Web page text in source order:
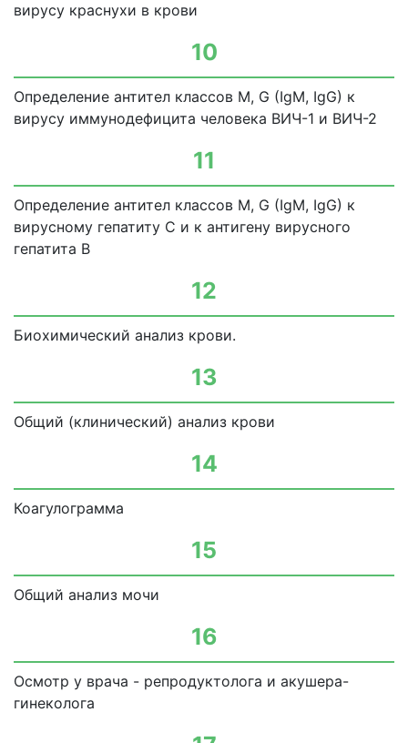
вирусу краснухи в крови
10
Определение антител классов М, G (IgM, IgG) к
вирусу иммунодефицита человека ВИЧ-1 и ВИЧ-2
11
Определение антител классов М, G (IgM, IgG) к
вирусному гепатиту С и к антигену вирусного
гепатита В
12
Биохимический анализ крови.
13
Общий (клинический) анализ крови
14
Коагулограмма
15
Общий анализ мочи
16
Осмотр у врача - репродуктолога и акушера-
гинеколога